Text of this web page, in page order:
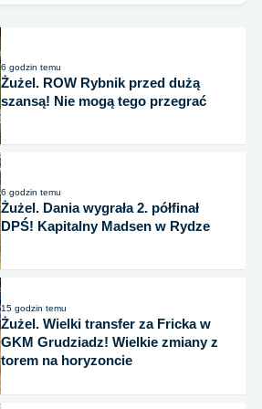
6 godzin temu
Żużel. ROW Rybnik przed dużą
szansą! Nie mogą tego przegrać
6 godzin temu
Żużel. Dania wygrała 2. półfinał
DPŚ! Kapitalny Madsen w Rydze
15 godzin temu
Żużel. Wielki transfer za Fricka w
GKM Grudziadz! Wielkie zmiany z
torem na horyzoncie